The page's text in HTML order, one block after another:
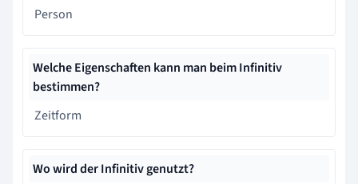
Person
Welche Eigenschaften kann man beim Infinitiv
bestimmen?
Zeitform
Wo wird der Infinitiv genutzt?